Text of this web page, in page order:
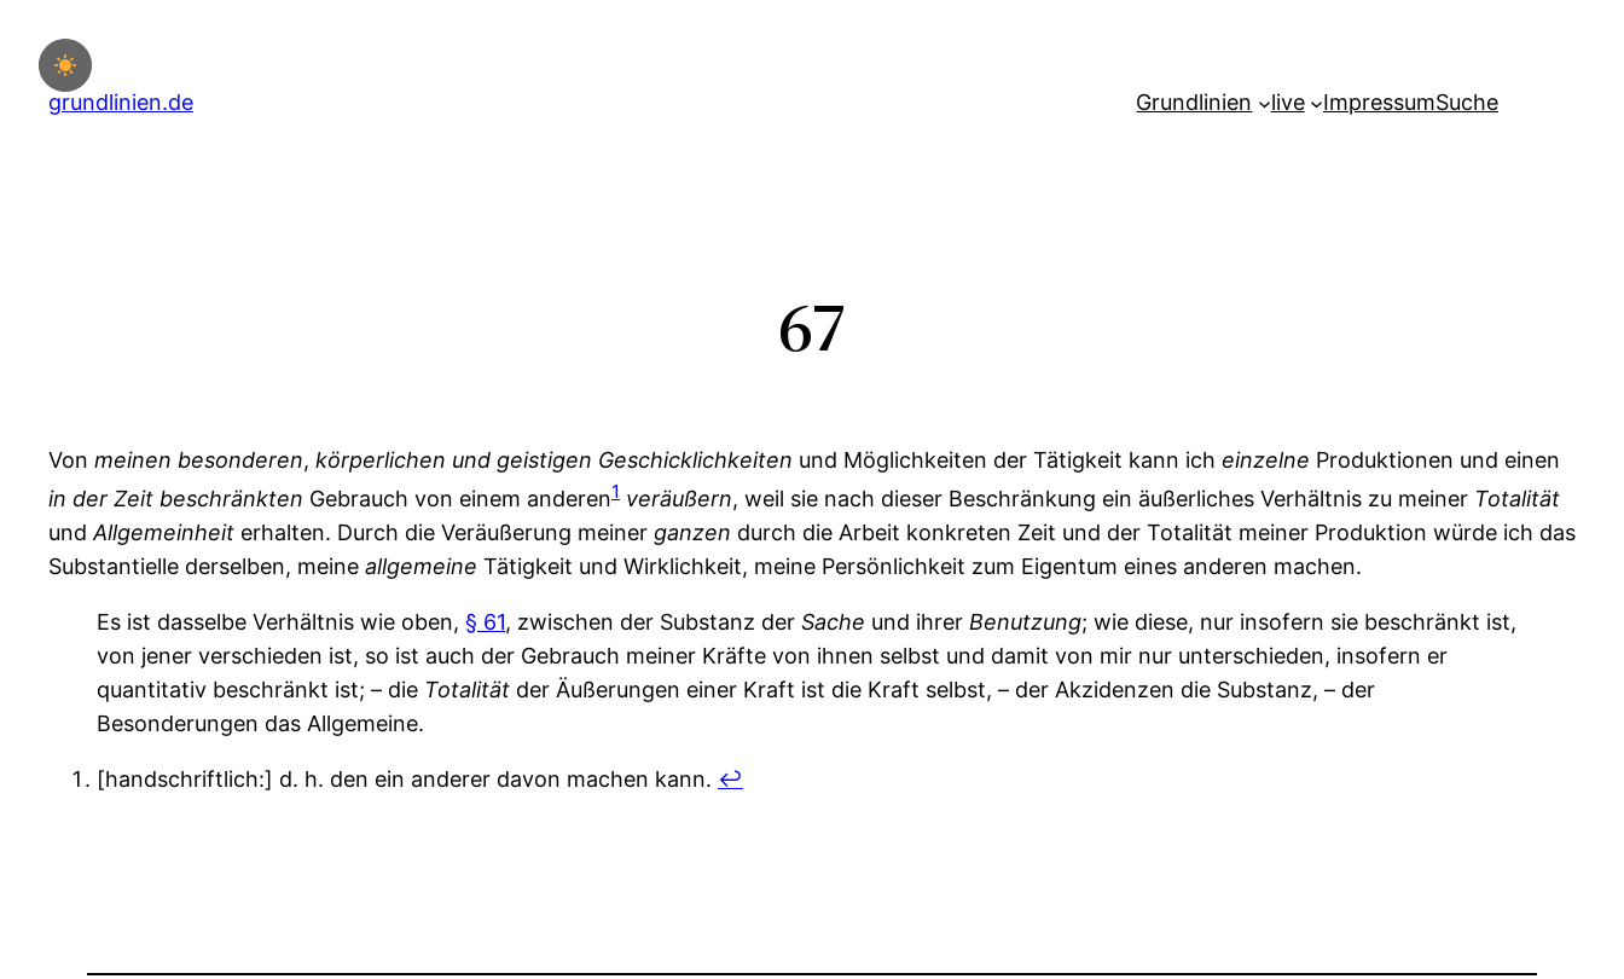
Inhalt
springen
grundlinien.de Grundlinien live ImpressumSuche
67
Von meinen besonderen, körperlichen und geistigen Geschicklichkeiten und Möglichkeiten der Tätigkeit kann ich einzelne Produktionen und einen
in der Zeit beschränkten Gebrauch von einem anderen1 veräußern, weil sie nach dieser Beschränkung ein äußerliches Verhältnis zu meiner Totalität
undAllgemeinheit erhalten. Durch die Veräußerung meiner ganzen durch die Arbeit konkreten Zeit und der Totalität meiner Produktion würde ich das
Substantielle derselben, meine allgemeine Tätigkeit und Wirklichkeit, meine Persönlichkeit zum Eigentum eines anderen machen.
Es ist dasselbe Verhältnis wie oben, § 61, zwischen der Substanz der Sache und ihrer Benutzung; wie diese, nur insofern sie beschränkt ist,
von jener verschieden ist, so ist auch der Gebrauch meiner Kräfte von ihnen selbst und damit von mir nur unterschieden, insofern er
quantitativ beschränkt ist; – die Totalität der Äußerungen einer Kraft ist die Kraft selbst, – der Akzidenzen die Substanz, – der
Besonderungen das Allgemeine.
[handschriftlich:] d. h. den ein anderer davon machen kann. ↩︎